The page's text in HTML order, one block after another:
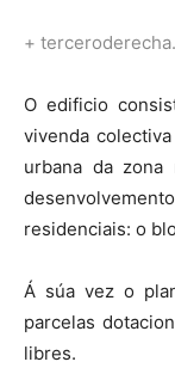
+
O edificio
vivenda
urbana da
residenciais: o
Á súa vez o
parcelas
libres.